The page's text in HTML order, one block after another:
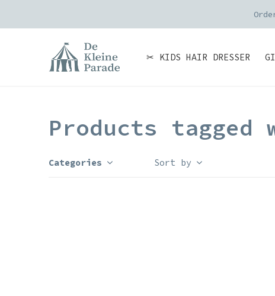
✂ KIDS HAIR DRESSER
Products tagged
Categories Sort by